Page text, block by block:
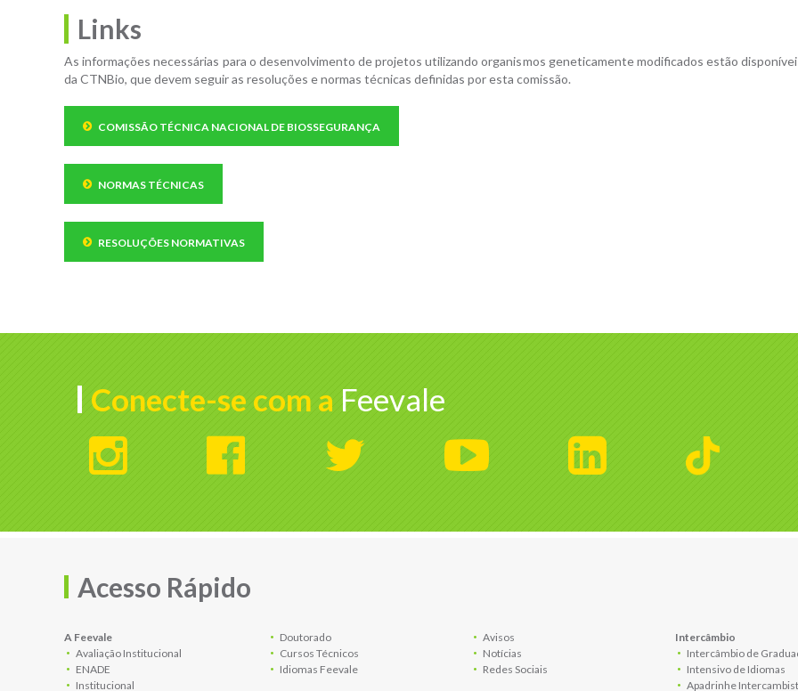
Links
As informações necessárias para o desenvolvimento de projetos utilizando organismos geneticamente modificados estão
da CTNBio, que devem seguir as resoluções e normas técnicas definidas por esta comissão.
COMISSÃO TÉCNICA NACIONAL DE BIOSSEGURANÇA
NORMAS TÉCNICAS
RESOLUÇÕES NORMATIVAS
Conecte-se com a Feevale
Acesso Rápido
A Feevale
Avaliação Institucional
ENADE
Institucional
Doutorado
Cursos Técnicos
Idiomas Feevale
Avisos
Notícias
Redes Sociais
Intercâmbio
Intercâmbio de
Intensivo de Idiomas
Apadrinhe